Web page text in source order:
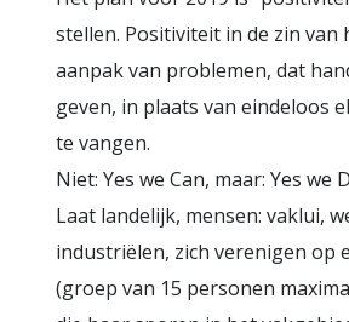
stellen. Positiviteit in de zin van
aanpak van problemen, dat
geven, in plaats van eindeloos
te vangen.
Niet: Yes we Can, maar: Yes we
Laat landelijk, mensen: vaklui,
industriëlen, zich verenigen op
(groep van 15 personen